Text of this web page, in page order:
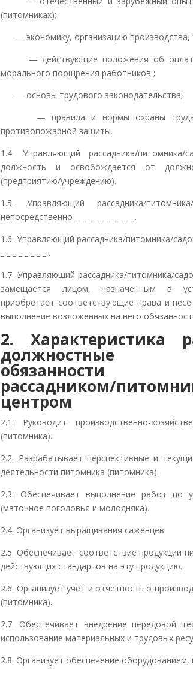
(питомниках);
— экономику, организацию производства,
— действующие положения об оплате
морального поощрения работников ;
— основы трудового законодательства;
— правила и нормы охраны труда,
противопожарной защиты.
1.4. Управляющий рассадника/питомника/
должность и освобождается от
(предприятию/учреждению).
1.5. Управляющий рассадника/
непосредственно _ _ _ _ _ _ _ _ _ _ .
1.6. Управляющий рассадника/питомника/
_ _ _ _ _ _ _ _ .
1.7. Управляющий рассадника/питомника/
замещается лицом, назначенным в
приобретает соответствующие права и
выполнение возложенных на него
2. Характеристика
должностные
рассадником/
центром
2.1. Руководит производственно-
(питомника).
2.2. Разрабатывает перспективные и
деятельности питомника (питомника).
2.3. Обеспечивает выполнение работ по
(маточное поголовья и молодняка).
2.4. Организует выращивания саженцев.
2.5. Обеспечивает соответствие продукции
действующих стандартов на эту продукцию.
2.6. Организует учет и отчетность о
(питомника).
2.7. Обеспечивает внедрение передовой
использование материальных и трудовых
2.8. Организует обеспечение